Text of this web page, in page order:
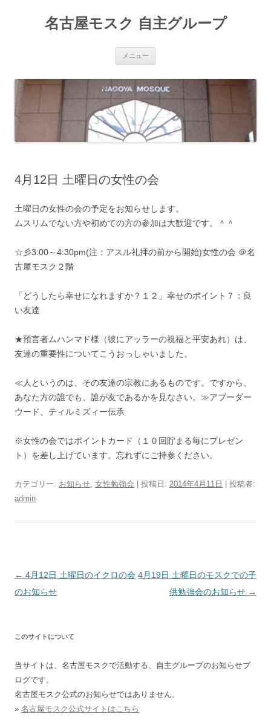
名古屋モスク 自主グループ
メニュー
4月12日 土曜日の女性の会
土曜日の女性の会の予定をお知らせします。
ムスリムでない方や初めての方の参加は大歓迎です。＾＾
☆彡3:00～4:30pm(注：アスル礼拝の前から開始)女性の会 ＠名
古屋モスク２階
「どうしたら幸せになれますか？１２」幸せのポイント７：良
い友達
★預言者ムハンマド様（彼にアッラーの祝福と平安あれ）は、
友達の重要性についてこうおっしゃいました。
≪人というのは、その友達の宗教にあるものです。ですから、
あなた方の誰でも、誰が友であるかを見なさい。≫アブーダー
ウード、ティルミズィー伝承
※女性の会ではポイントカード（１０回貯まる毎にプレゼン
ト）を差し上げています。忘れずにご持参ください。
カテゴリー: お知らせ, 女性勉強会 | 投稿日: 2014年4月11日
投稿者:
admin
投稿ナビゲーション
← 4月12日 土曜日のイクロの会
のお知らせ
4月19日 土曜日のモスクでの子
供勉強会のお知らせ →
このサイトについて
当サイトは、名古屋モスクで活動する、自主グループのお知らせブ
ログです。
名古屋モスク公式のお知らせではありません。
» 名古屋モスク公式サイトはこちら